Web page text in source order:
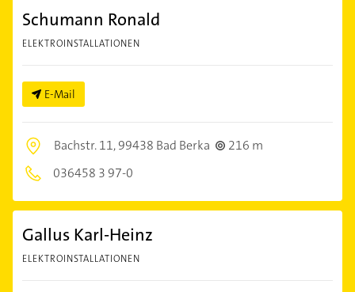
Schumann Ronald
ELEKTROINSTALLATIONEN
E-Mail
Bachstr. 11,99438 Bad Berka
216 m
036458 3 97-0
Gallus Karl-Heinz
ELEKTROINSTALLATIONEN